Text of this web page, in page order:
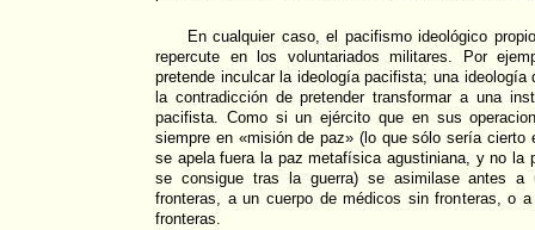
En cualquier caso, el pacifismo ideológico
repercute en los voluntariados militares. Por
pretende inculcar la ideología pacifista; una
la contradicción de pretender transformar a una
pacifista. Como si un ejército que en sus
siempre en «misión de paz» (lo que sólo sería
se apela fuera la paz metafísica agustiniana, y no la
se consigue tras la guerra) se asimilase antes a
fronteras, a un cuerpo de médicos sin fronteras, o
fronteras.